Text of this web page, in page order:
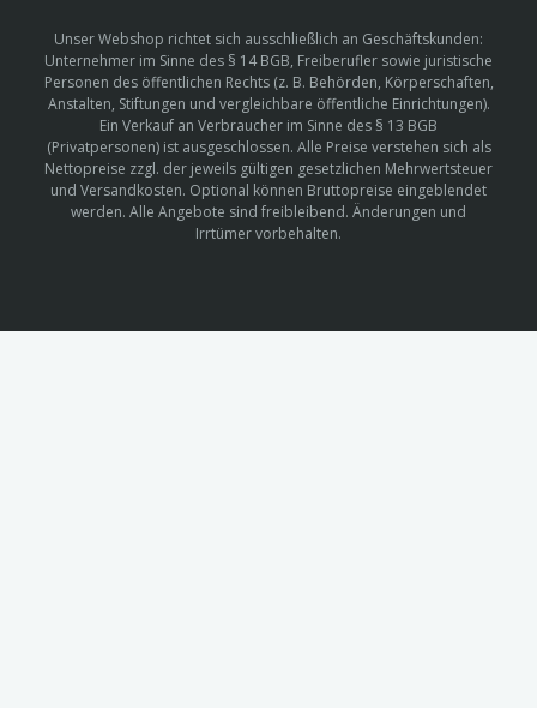
Unser Webshop richtet sich ausschließlich an Geschäftskunden:
Unternehmer im Sinne des § 14 BGB, Freiberufler sowie juristische
Personen des öffentlichen Rechts (z. B. Behörden, Körperschaften,
Anstalten, Stiftungen und vergleichbare öffentliche Einrichtungen).
Ein Verkauf an Verbraucher im Sinne des § 13 BGB
(Privatpersonen) ist ausgeschlossen. Alle Preise verstehen sich als
Nettopreise zzgl. der jeweils gültigen gesetzlichen Mehrwertsteuer
und Versandkosten. Optional können Bruttopreise eingeblendet
werden. Alle Angebote sind freibleibend. Änderungen und
Irrtümer vorbehalten.